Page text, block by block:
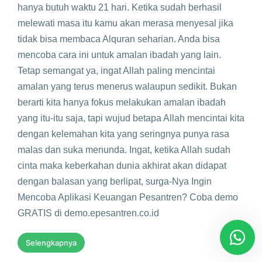
hanya butuh waktu 21 hari. Ketika sudah berhasil
melewati masa itu kamu akan merasa menyesal jika
tidak bisa membaca Alquran seharian. Anda bisa
mencoba cara ini untuk amalan ibadah yang lain.
Tetap semangat ya, ingat Allah paling mencintai
amalan yang terus menerus walaupun sedikit. Bukan
berarti kita hanya fokus melakukan amalan ibadah
yang itu-itu saja, tapi wujud betapa Allah mencintai kita
dengan kelemahan kita yang seringnya punya rasa
malas dan suka menunda. Ingat, ketika Allah sudah
cinta maka keberkahan dunia akhirat akan didapat
dengan balasan yang berlipat, surga-Nya Ingin
Mencoba Aplikasi Keuangan Pesantren? Coba demo
GRATIS di demo.epesantren.co.id
Selengkapnya